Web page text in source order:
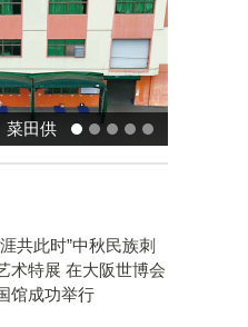
要此刻
期
共此时”中秋民族刺
术特展 在大阪世博会
馆成功举行